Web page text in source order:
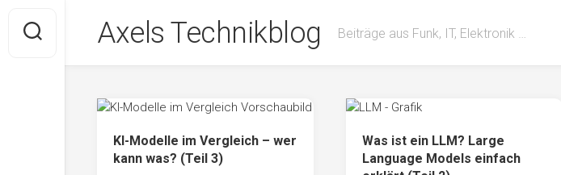
content
Axels Technikblog Beiträge aus Funk, IT, Elektronik …
KI-Modelle im Vergleich – wer
kann was? (Teil 3)
Was ist ein LLM? Large
Language Models einfach